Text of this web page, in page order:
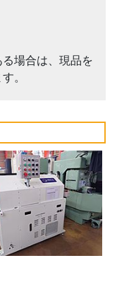
場合は、現品を
。